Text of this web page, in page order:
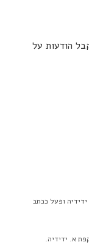
הודעות על
על-ידי רקפת א. ידידיה ופעל ככתב